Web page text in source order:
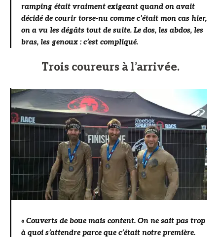
ramping était vraiment exigeant quand on avait
décidé de courir torse-nu comme c’était mon cas hier,
on a vu les dégâts tout de suite. Le dos, les abdos, les
bras, les genoux : c’est compliqué.
Trois coureurs à l’arrivée.
« Couverts de boue mais content. On ne sait pas trop
à quoi s’attendre parce que c’était notre première.